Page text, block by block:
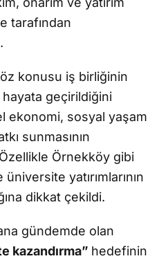
tarafından
konusu iş birliğinin
geçirildiğini
ekonomi, sosyal yaşam
sunmasının
Örnekköy gibi
yatırımlarının
dikkat çekildi.
gündemde olan
kazandırma” hedefinin